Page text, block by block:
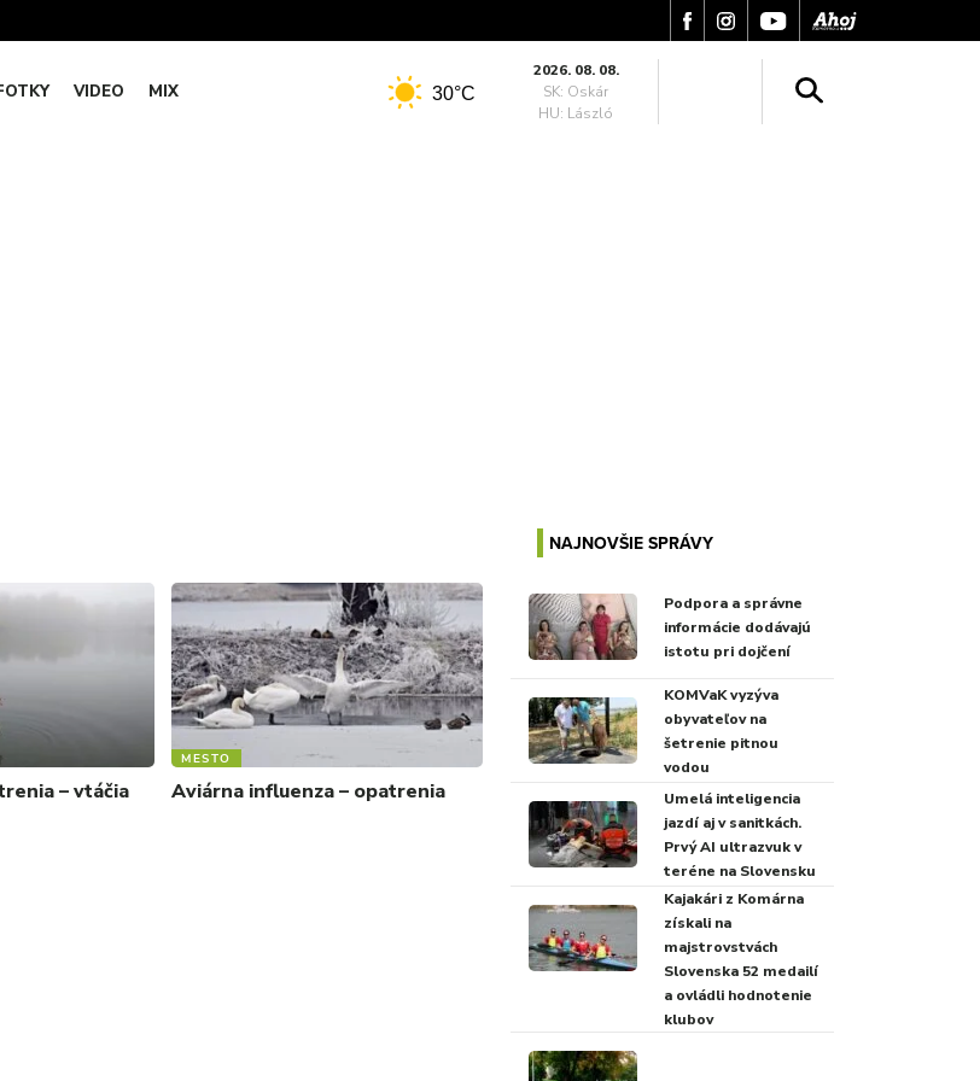
VIDEO MIX 30°C
2026. 08. 08.
SK: Oskár
HU: László
– vtáčia
MESTO
Aviárna influenza – opatrenia
NAJNOVŠIE SPRÁVY
Podpora a správne
informácie dodávajú
istotu pri dojčení
KOMVaK vyzýva
obyvateľov na
šetrenie pitnou
vodou
Umelá inteligencia
jazdí aj v sanitkách.
Prvý AI ultrazvuk v
teréne na Slovensku
Kajakári z Komárna
získali na
majstrovstvách
Slovenska 52 medailí
a ovládli hodnotenie
klubov